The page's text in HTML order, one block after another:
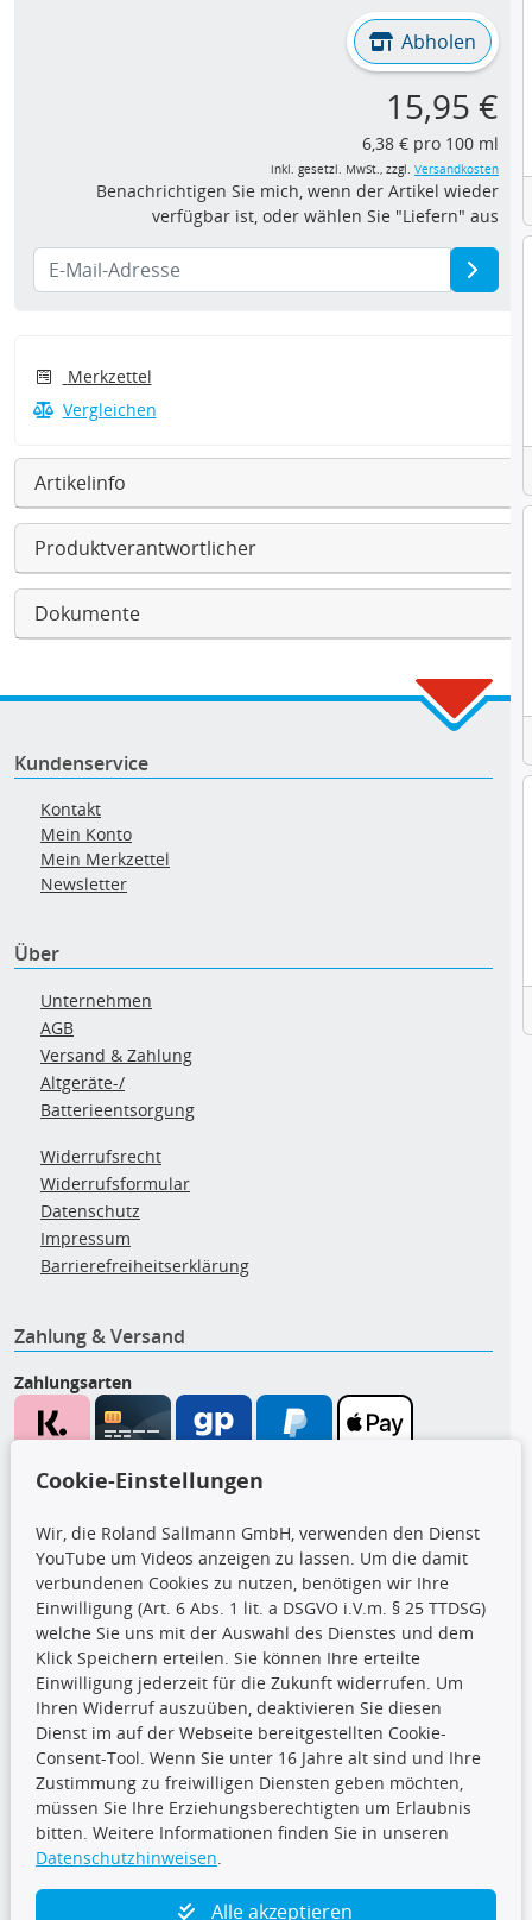
Abholen
15,95 €
6,38 € pro 100 ml
inkl. gesetzl. MwSt., zzgl. Versandkosten
Benachrichtigen Sie mich, wenn der Artikel wieder
verfügbar ist, oder wählen Sie "Liefern" aus
Merkzettel
Vergleichen
Artikelinfo
Produktverantwortlicher
Dokumente
Kundenservice
Kontakt
Mein Konto
Mein Merkzettel
Newsletter
Über
Unternehmen
AGB
Versand & Zahlung
Altgeräte-/
Batterieentsorgung
Widerrufsrecht
Widerrufsformular
Datenschutz
Impressum
Barrierefreiheitserklärung
Zahlung & Versand
Zahlungsarten
CARAT Gruppe
Folge uns
Cookie-Einstellungen
Wir, die Roland Sallmann GmbH, verwenden den Dienst
YouTube um Videos anzeigen zu lassen. Um die damit
verbundenen Cookies zu nutzen, benötigen wir Ihre
Einwilligung (Art. 6 Abs. 1 lit. a DSGVO i.V.m. § 25 TTDSG)
welche Sie uns mit der Auswahl des Dienstes und dem
Klick Speichern erteilen. Sie können Ihre erteilte
Einwilligung jederzeit für die Zukunft widerrufen. Um
Ihren Widerruf auszuüben, deaktivieren Sie diesen
Dienst im auf der Webseite bereitgestellten Cookie-
Consent-Tool. Wenn Sie unter 16 Jahre alt sind und Ihre
Zustimmung zu freiwilligen Diensten geben möchten,
müssen Sie Ihre Erziehungsberechtigten um Erlaubnis
bitten. Weitere Informationen finden Sie in unseren
Datenschutzhinweisen.
Alle akzeptieren